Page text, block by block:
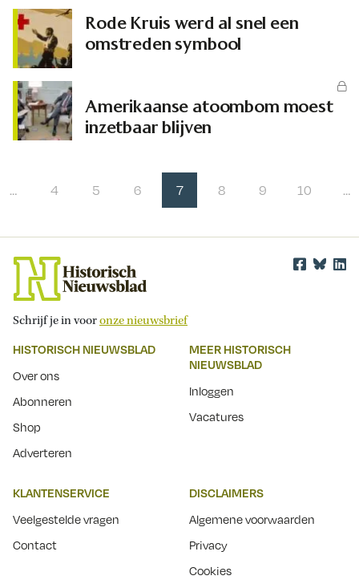
Rode Kruis werd al snel een
omstreden symbool
Amerikaanse atoombom moest
inzetbaar blijven
… 4 5 6 7 8 9 10 …
Schrijf je in vooronze nieuwsbrief
HISTORISCH NIEUWSBLAD
Over ons
Abonneren
Shop
Adverteren
MEER HISTORISCH
NIEUWSBLAD
Inloggen
Vacatures
KLANTENSERVICE
Veelgestelde vragen
Contact
DISCLAIMERS
Algemene voorwaarden
Privacy
Cookies